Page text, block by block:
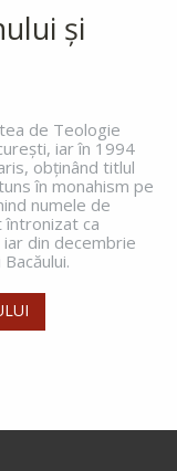
și pătimește
adesea cade în...
doxologia.ro
site-ul tău!
și
de Teologie
iar în 1994
obţinând titlul
în monahism pe
numele de
întronizat ca
iar din decembrie